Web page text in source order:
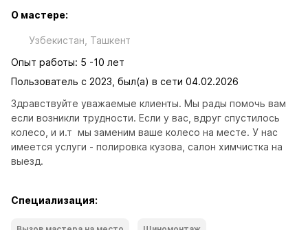
О мастере:
Узбекистан, Ташкент
Опыт работы: 5 -10 лет
Пользователь с 2023, был(а) в сети 04.02.2026
Здравствуйте уважаемые клиенты. Мы рады помочь вам
если возникли трудности. Если у вас, вдруг спустилось
колесо, и и.т  мы заменим ваше колесо на месте. У нас
имеется услуги - полировка кузова, салон химчистка на
выезд.
Специализация: